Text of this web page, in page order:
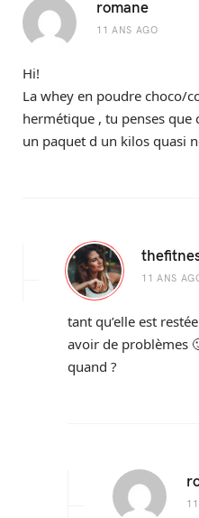
romane
11 ANS AGO
Hi!
La whey en poudre choco/
hermétique , tu penses que
un paquet d un kilos quasi
11 ANS
tant qu’elle est
avoir de problèmes
quand ?